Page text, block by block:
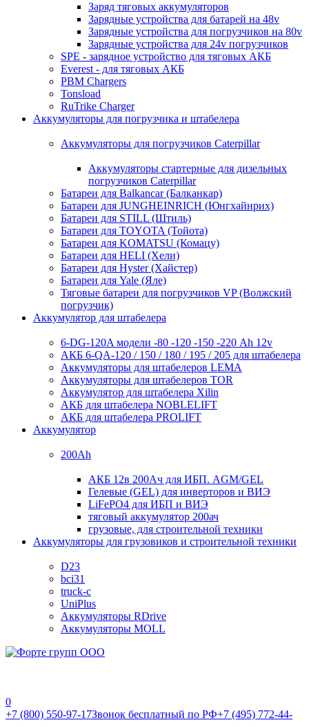
Заряд тяговых аккумуляторов
Зарядные устройства для батарей на 48v
Зарядные устройства для погрузчиков на 80v
Зарядные устройства для 24v погрузчиков
SPE - зарядное устройство для тяговых АКБ
Everest - для тяговых АКБ
PBM Chargers
Tonsload
RuTrike Charger
Аккумуляторы для погрузчика и штабелера
Аккумуляторы для погрузчиков Caterpillar
Аккумуляторы стартерные для дизельных
погрузчиков Caterpillar
Батареи для Balkancar (Балканкар)
Батареи для JUNGHEINRICH (Юнгхайнрих)
Батареи для STILL (Штиль)
Батареи для TOYOTA (Тойота)
Батареи для KOMATSU (Комацу)
Батареи для HELI (Хели)
Батареи для Hyster (Хайстер)
Батареи для Yale (Яле)
Тяговые батареи для погрузчиков VP (Волжский
погрузчик)
Аккумулятор для штабелера
6-DG-120A модели -80 -120 -150 -220 Ah 12v
АКБ 6-QA-120 / 150 / 180 / 195 / 205 для штабелера
Аккумуляторы для штабелеров LEMA
Аккумуляторы для штабелеров TOR
Аккумулятор для штабелера Xilin
АКБ для штабелера NOBLELIFT
АКБ для штабелера PROLIFT
Аккумулятор
200Ah
АКБ 12в 200Ач для ИБП. AGM/GEL
Гелевые (GEL) для инверторов и ВИЭ
LiFePO4 для ИБП и ВИЭ
тяговый аккумулятор 200ач
грузовые, для строительной техники
Аккумуляторы для грузовиков и строительной техники
D23
bci31
truck-c
UniPlus
Аккумуляторы RDrive
Аккумуляторы MOLL
0
+7 (800) 550-97-17Звонок бесплатный по РФ+7 (495) 772-44-